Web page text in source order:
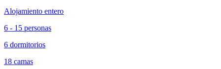
Alojamiento entero
6 - 15 personas
6 dormitorios
18 camas